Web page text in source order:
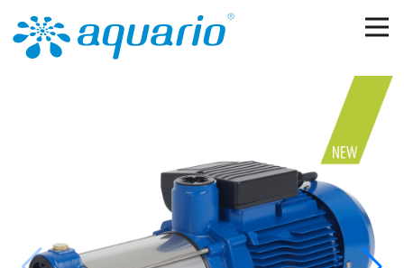
Перейти к основному содержанию